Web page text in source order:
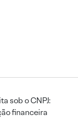
sob o CNPJ:
financeira